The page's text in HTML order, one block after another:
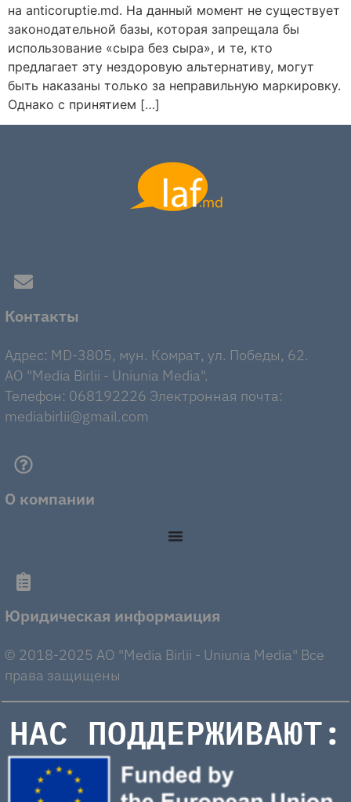
на anticoruptie.md. На данный момент не существует
законодательной базы, которая запрещала бы
использование «сыра без сыра», и те, кто
предлагает эту нездоровую альтернативу, могут
быть наказаны только за неправильную маркировку.
Однако с принятием […]
Контакты
Адрес: MD-3805, мун. Комрат, ул. Победы, 62.
AO "Media Birlii - Uniunia Media".
Телефон: 068192226 Электронная почта:
mediabirlii@gmail.com
О компании
Юридическая информаиция
© 2018-2025 AO "Media Birlii - Uniunia Media" Все
права защищены
НАС ПОДДЕРЖИВАЮТ: